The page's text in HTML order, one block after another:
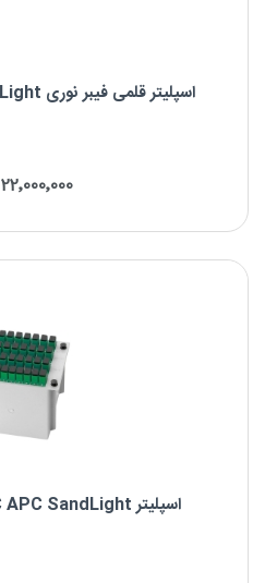
اسپلیتر قلمی فیبر نوری SC UPC 1*64 SandLight
نوع اسپلیتر: اسپلیتر قلمی PLC
22٬000٬000 ریال
اسپلیتر LGX BOX 1*32 SC APC SandLight